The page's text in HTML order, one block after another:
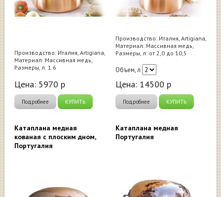
Производство: Италия, Artigiana,
Материал: Массивная медь,
Размеры, л: 1.6
Цена: 5970 р
Подробнее КУПИТЬ
Производство: Италия, Artigiana,
Материал: Массивная медь,
Размеры, л: от 2,0 до 10,5
Объем, л
Цена: 14500 р
Подробнее КУПИТЬ
Катаплана медная
кованая с плоским дном,
Португалия
Катаплана медная
Португалия